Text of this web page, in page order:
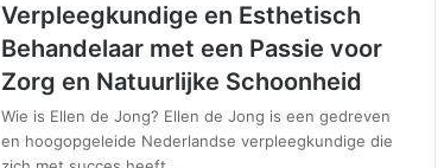
Verpleegkundige en Esthetisch
Behandelaar met een Passie voor
Zorg en Natuurlijke Schoonheid
Wie is Ellen de Jong? Ellen de Jong is een gedreven
en hoogopgeleide Nederlandse verpleegkundige die